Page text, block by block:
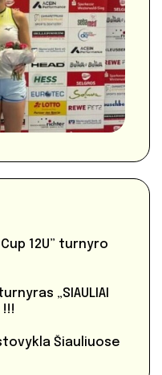
12U” turnyro
„SIAULIAI
!!!
Šiauliuose